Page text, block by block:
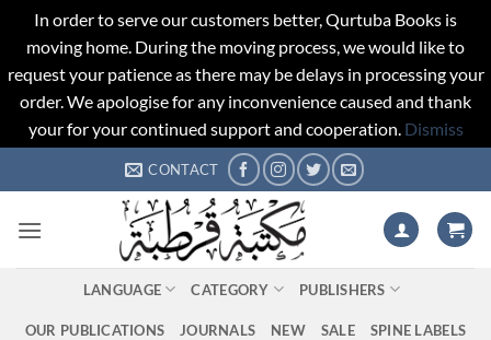
In order to serve our customers better, Qurtuba Books is
moving home. During the moving process, we would like to
request your patience as there may be delays in processing your
order. We apologise for any inconvenience caused and thank
your for your continued support and cooperation. Dismiss
to
CONTACT
LANGUAGE CATEGORY PUBLISHERS
OUR PUBLICATIONS JOURNALS NEW SALE SPINE LABELS